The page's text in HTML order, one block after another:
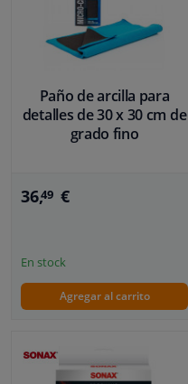
Paño de arcilla para
detalles de 30 x 30 cm de
grado fino
36,49 €
En stock
Agregar al carrito